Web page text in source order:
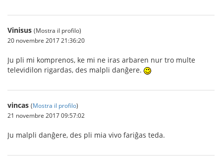
Vinisus (Mostra il profilo)
20 novembre 2017 21:36:20
Ju pli mi komprenos, ke mi ne iras arbaren nur tro multe
televidilon rigardas, des malpli danĝere.
vincas (Mostra il profilo)
21 novembre 2017 09:57:02
Ju malpli danĝere, des pli mia vivo fariĝas teda.